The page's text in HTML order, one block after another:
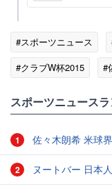
#スポーツニュース
#クラブW杯2015
#
スポーツニュース
1 佐々木朗希 米球
2 ヌートバー 日本